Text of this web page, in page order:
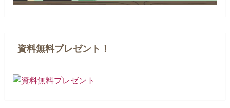
資料無料プレゼント！